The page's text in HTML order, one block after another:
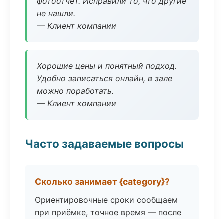
не нашли.
— Клиент компании
Хорошие цены и понятный подход.
Удобно записаться онлайн, в зале
можно поработать.
— Клиент компании
Часто задаваемые вопросы
Сколько занимает {category}?
Ориентировочные сроки сообщаем
при приёмке, точное время — после